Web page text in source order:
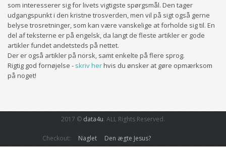
som interesserer sig for livets vigtigste spørgsmål. Den tager
udgangspunkt i den kristne trosverden, men vil på sigt også gerne
belyse trosretninger, som kan være vanskelige at forholde sig til. En
del af teksterne er på engelsk, da langt de fleste artikler er gode
artikler fundet andetsteds på nettet.
Der er også artikler på norsk, samt enkelte på flere sprog.
Rigtig god fornøjelse - skriv herhvis du ønsker at gøre opmærksom
på noget!
2017 © data4u. ALL Rights Reserved.
Checkout: Naglet Den ægte Jesus?